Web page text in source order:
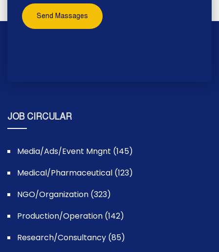
JOB CIRCULAR
Media/Ads/Event Mngnt (145)
Medical/Pharmaceutical (123)
NGO/Organization (323)
Production/Operation (142)
Research/Consultancy (85)